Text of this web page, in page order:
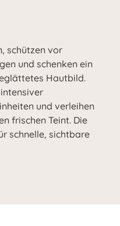
schützen vor
und schenken ein
Hautbild.
und verleihen
frischen Teint. Die
schnelle, sichtbare